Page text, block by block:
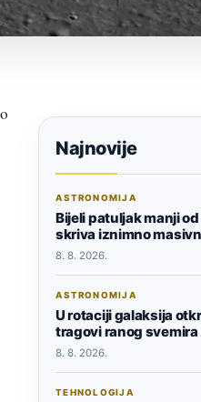
Najnovije
ASTRONOMIJA
Bijeli patuljak manji
skriva iznimno
8. 8. 2026.
ASTRONOMIJA
U rotaciji galaksija
tragovi ranog svemira
8. 8. 2026.
TEHNOLOGIJA